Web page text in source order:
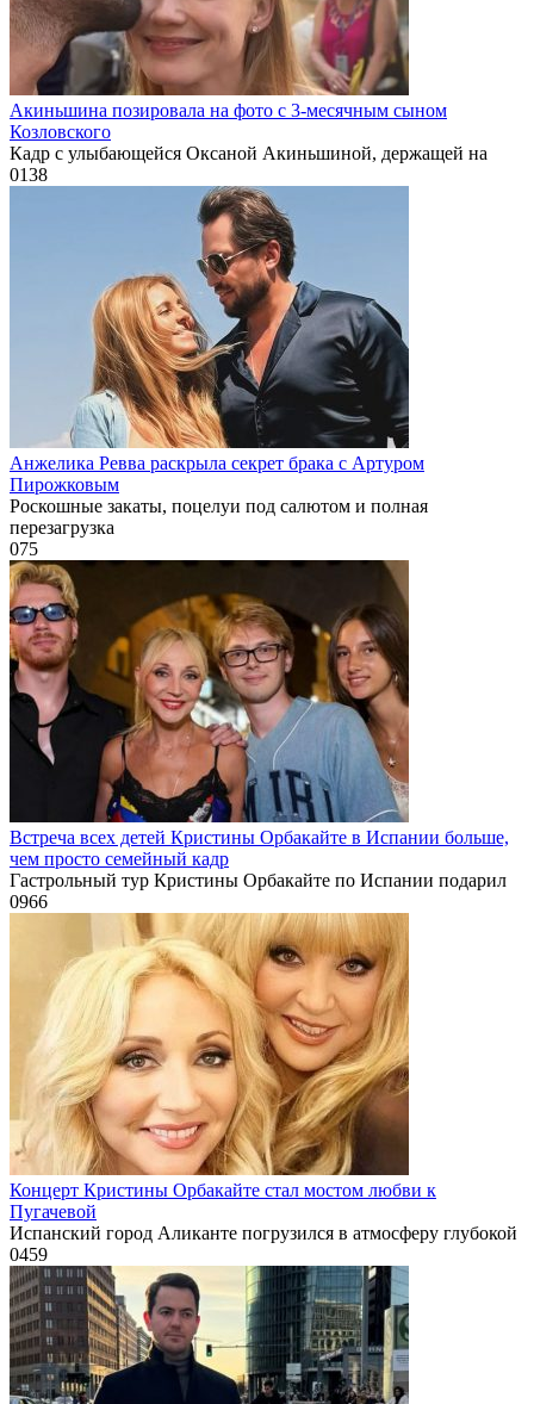
Акиньшина позировала на фото с 3-месячным сыном
Козловского
Кадр с улыбающейся Оксаной Акиньшиной, держащей на
0138
Анжелика Ревва раскрыла секрет брака с Артуром
Пирожковым
Роскошные закаты, поцелуи под салютом и полная
перезагрузка
075
Встреча всех детей Кристины Орбакайте в Испании больше,
чем просто семейный кадр
Гастрольный тур Кристины Орбакайте по Испании подарил
0966
Концерт Кристины Орбакайте стал мостом любви к
Пугачевой
Испанский город Аликанте погрузился в атмосферу глубокой
0459